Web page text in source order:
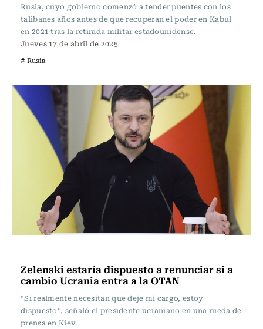
Rusia, cuyo gobierno comenzó a tender puentes con los
talibanes años antes de que recuperan el poder en Kabul
en 2021 tras la retirada militar estadounidense.
Jueves 17 de abril de 2025
# Rusia
Zelenski estaría dispuesto a renunciar si a
cambio Ucrania entra a la OTAN
“Si realmente necesitan que deje mi cargo, estoy
dispuesto”, señaló el presidente ucraniano en una rueda de
prensa en Kiev.